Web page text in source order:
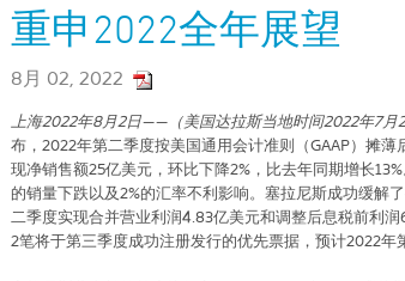
重申2022全年展望
8月 02, 2022
上海2022年8月2日——（美国达拉斯当地时间2022年7月
布， 2022年第二季度按美国通用会计准则（GAAP）摊薄
现净销售额25亿美元，环比下降2%，比去年同期增长13%
的销量下跌以及2%的汇率不利影响。塞拉尼斯成功缓解
二季度实现合并营业利润4.83亿美元和调整后息税前利润
2笔将于第三季度成功注册发行的优先票据，预计2022年